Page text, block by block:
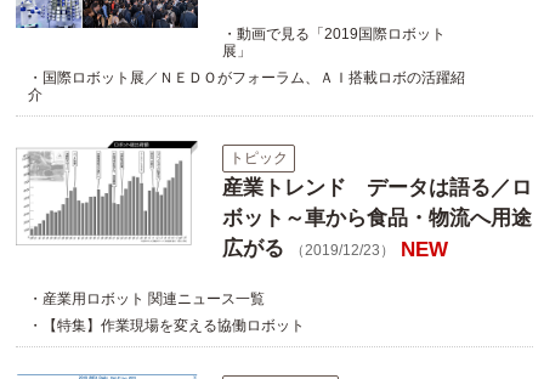
・動画で見る「2019国際ロボット
展」
・国際ロボット展／ＮＥＤＯがフォーラム、ＡＩ搭載ロボの活躍紹
介
トピック
産業トレンド データは語る／ロ
ボット～車から食品・物流へ用途
広がる
（2019/12/23） NEW
・産業用ロボット 関連ニュース一覧
・【特集】作業現場を変える協働ロボット